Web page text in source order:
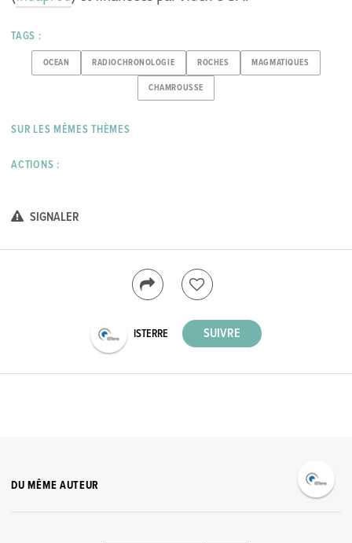
TAGS :
OCEAN RADIOCHRONOLOGIE ROCHES MAGMATIQUES
CHAMROUSSE
SUR LES MÊMES THÈMES
ACTIONS :
SIGNALER
ISTERRE
DU MÊME AUTEUR